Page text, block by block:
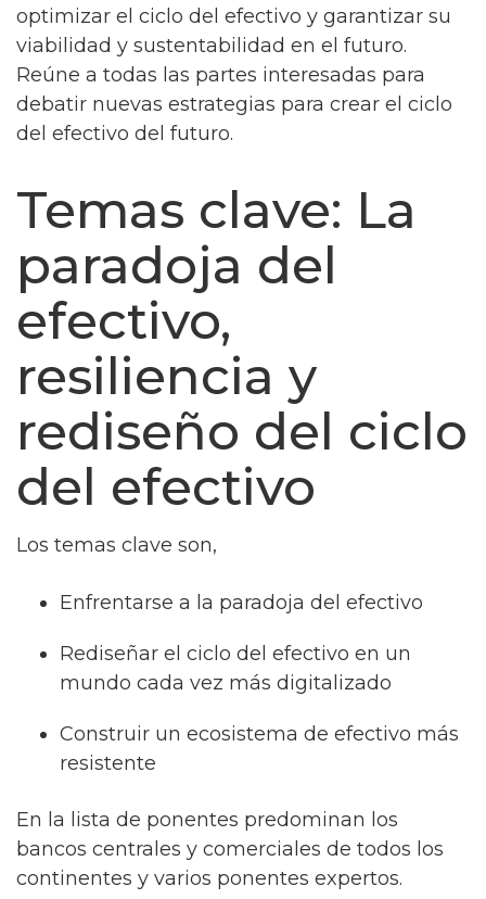
optimizar el ciclo del efectivo y garantizar su
viabilidad y sustentabilidad en el futuro.
Reúne a todas las partes interesadas para
debatir nuevas estrategias para crear el ciclo
del efectivo del futuro.
Temas clave: La
paradoja del
efectivo,
resiliencia y
rediseño del ciclo
del efectivo
Los temas clave son,
Enfrentarse a la paradoja del efectivo
Rediseñar el ciclo del efectivo en un
mundo cada vez más digitalizado
Construir un ecosistema de efectivo más
resistente
En la lista de ponentes predominan los
bancos centrales y comerciales de todos los
continentes y varios ponentes expertos.